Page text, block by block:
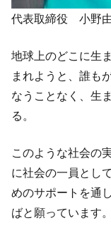
代表取締役 小野
地球上のどこに生
まれようと、誰も
なうことなく、生
る。
このような社会の
に社会の一員とし
めのサポートを通
ばと願っています。